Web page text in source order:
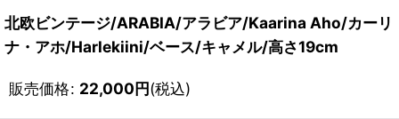
北欧ビンテージ/ARABIA/アラビア/Kaarina Aho/カーリ
ナ・アホ/Harlekiini/ベース/キャメル/高さ19cm
販売価格: 22,000円(税込)